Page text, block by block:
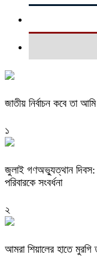
জাতীয় নির্বাচন কবে তা
১
জুলাই গণঅভ্যুত্থান দিবস:
পরিবারকে সংবর্ধনা
২
‎আমরা শিয়ালের হাতে